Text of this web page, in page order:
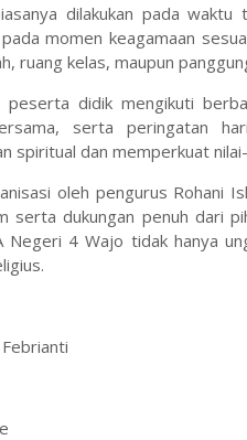
dilakukan pada
momen keagamaan
ruang kelas, maupun
peserta didik mengikuti
serta peringatan
spiritual dan memperkuat
oleh pengurus Rohani
serta dukungan penuh dari
4 Wajo tidak hanya